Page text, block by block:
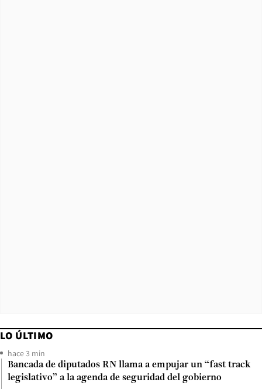
LO ÚLTIMO
hace 3 min
Bancada de diputados RN llama a empujar un “fast track
legislativo” a la agenda de seguridad del gobierno